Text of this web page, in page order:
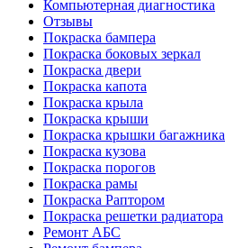
Компьютерная диагностика
Отзывы
Покраска бампера
Покраска боковых зеркал
Покраска двери
Покраска капота
Покраска крыла
Покраска крыши
Покраска крышки багажника
Покраска кузова
Покраска порогов
Покраска рамы
Покраска Раптором
Покраска решетки радиатора
Ремонт АБС